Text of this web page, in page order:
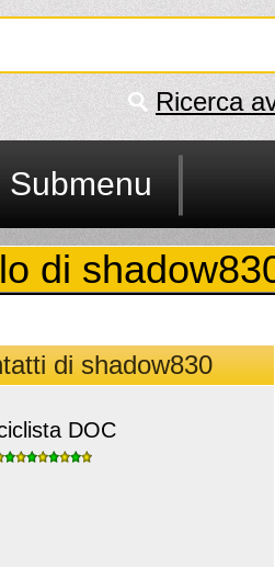
Ricerca
Submenu
di
di shadow830
DOC